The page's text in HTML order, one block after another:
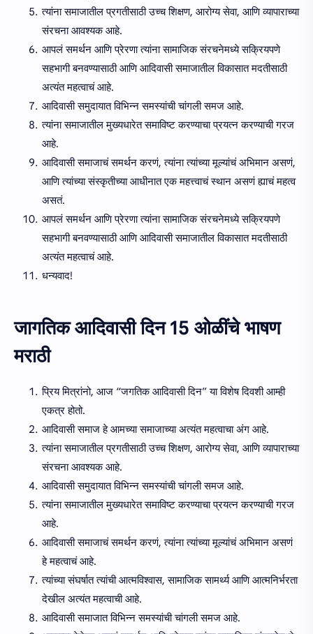
त्यांना समाजातील प्रगतीसाठी उच्च शिक्षण, आरोग्य सेवा, आणि व्यापाराच्या
संरचना आवश्यक आहे.
आपलं समर्थन आणि प्रेरणा त्यांना सामाजिक संरचनेमध्ये सक्रियपणे
सहभागी बनवण्यासाठी आणि आदिवासी समाजातील विकासात मदतीसाठी
अत्यंत महत्वाचं आहे.
आदिवासी समुदायात विभिन्न समस्यांची चांगली समज आहे.
त्यांना समाजातील मुख्यधारेत समाविष्ट करण्याचा प्रयत्न करण्याची गरज
आहे.
आदिवासी समाजाचं समर्थन करणं, त्यांना त्यांच्या मूल्यांचं अभिमान असणं,
आणि त्यांच्या संस्कृतीच्या आधीनात एक महत्त्वाचं स्थान असणं ह्याचं महत्व
असतं.
आपलं समर्थन आणि प्रेरणा त्यांना सामाजिक संरचनेमध्ये सक्रियपणे
सहभागी बनवण्यासाठी आणि आदिवासी समाजातील विकासात मदतीसाठी
अत्यंत महत्वाचं आहे.
धन्यवाद!
जागतिक आदिवासी दिन 15 ओळींचे भाषण
मराठी
प्रिय मित्रांनो, आज “जगतिक आदिवासी दिन” या विशेष दिवशी आम्ही
एकत्र होतो.
आदिवासी समाज हे आमच्या समाजाच्या अत्यंत महत्वाचा अंग आहे.
त्यांना समाजातील प्रगतीसाठी उच्च शिक्षण, आरोग्य सेवा, आणि व्यापाराच्या
संरचना आवश्यक आहे.
आदिवासी समुदायात विभिन्न समस्यांची चांगली समज आहे.
त्यांना समाजातील मुख्यधारेत समाविष्ट करण्याचा प्रयत्न करण्याची गरज
आहे.
आदिवासी समाजाचं समर्थन करणं, त्यांना त्यांच्या मूल्यांचं अभिमान असणं
हे महत्वाचं आहे.
त्यांच्या संघर्षात त्यांची आत्मविश्वास, सामाजिक सामर्थ्य आणि आत्मनिर्भरता
देखील अत्यंत महत्वाची आहे.
आदिवासी समाजात विभिन्न समस्यांची चांगली समज आहे.